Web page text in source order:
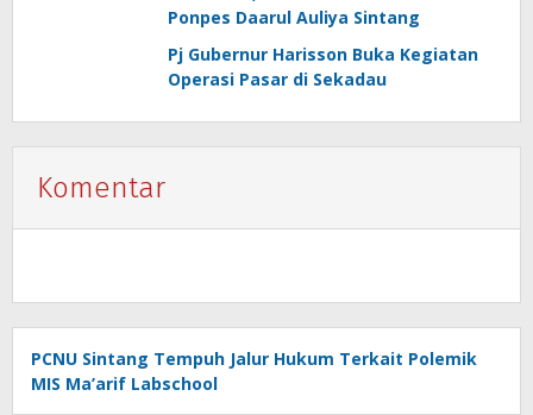
Ponpes Daarul Auliya Sintang
Pj Gubernur Harisson Buka Kegiatan
Operasi Pasar di Sekadau
Komentar
PCNU Sintang Tempuh Jalur Hukum Terkait Polemik
MIS Ma’arif Labschool